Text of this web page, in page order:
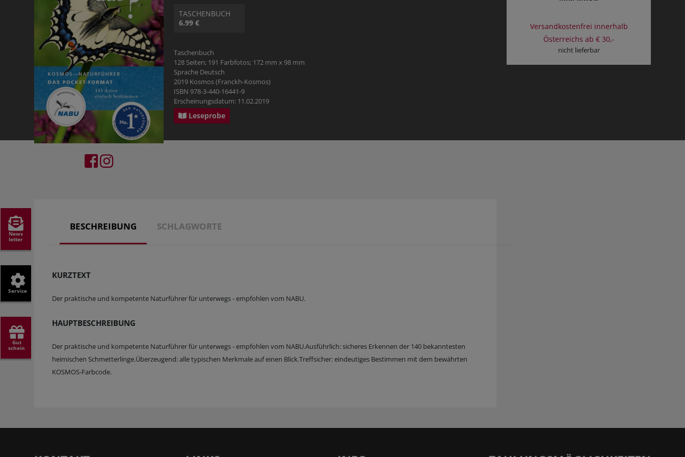
RATGEBER
BILDBÄNDE
GESCHICHTE POLITIK & WIRTSCHAFT & GESELLSCHAFT
PHILOSOPHIE & RELIGION
TYROLBUCH
PHILOSOPHIE & RELIGION
KOSMOS GECKO RUN
News
letter
Service
Gut
schein
TASCHENBUCH
6.99 €
Taschenbuch
128 Seiten; 191 Farbfotos; 172 mm x 98 mm
Sprache Deutsch
2019 Kosmos (Franckh-Kosmos)
ISBN 978-3-440-16441-9
Erscheinungsdatum: 11.02.2019
Leseprobe
BESCHREIBUNG SCHLAGWORTE
KURZTEXT
Der praktische und kompetente Naturführer für unterwegs - empfohlen vom NABU.
HAUPTBESCHREIBUNG
Der praktische und kompetente Naturführer für unterwegs - empfohlen vom NABU.Ausführlich: sicheres Erkennen der 140 bekanntesten
heimischen Schmetterlinge.Überzeugend: alle typischen Merkmale auf einen Blick.Treffsicher: eindeutiges Bestimmen mit dem bewährten
KOSMOS-Farbcode.
Versandkostenfrei innerhalb
Österreichs ab € 30,-
nicht lieferbar